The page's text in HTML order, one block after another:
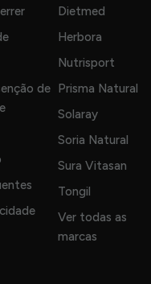
de
Dietmed
Herbora
Nutrisport
Prisma Natural
Solaray
Soria Natural
Sura Vitasan
Tongil
Ver todas as
marcas